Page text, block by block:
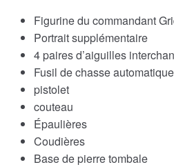
Figurine du commandant
Portrait supplémentaire
4 paires d’aiguilles
Fusil de chasse
pistolet
couteau
Épaulières
Coudières
Base de pierre tombale